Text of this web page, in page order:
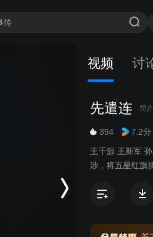
视频 讨
先遣连 简介
394 7.2分
王千源 王新军
涉，将五星红旗